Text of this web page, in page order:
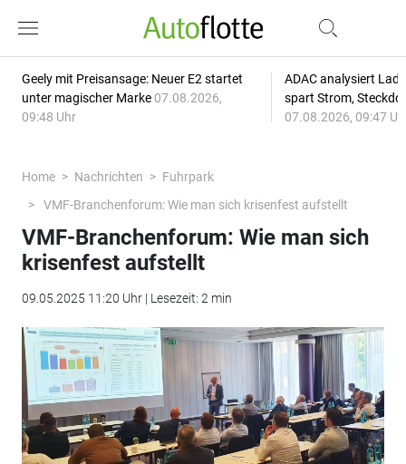
Geely mit Preisansage: Neuer E2 startet
unter magischer Marke 07.08.2026,
09:48 Uhr
ADAC analysiert
spart Strom,
07.08.2026, 09:47
Home Nachrichten
Fuhrpark
VMF-Branchenforum: Wie man sich krisenfest aufstellt
VMF-Branchenforum: Wie man sich
krisenfest aufstellt
09.05.2025 11:20 Uhr | Lesezeit: 2 min